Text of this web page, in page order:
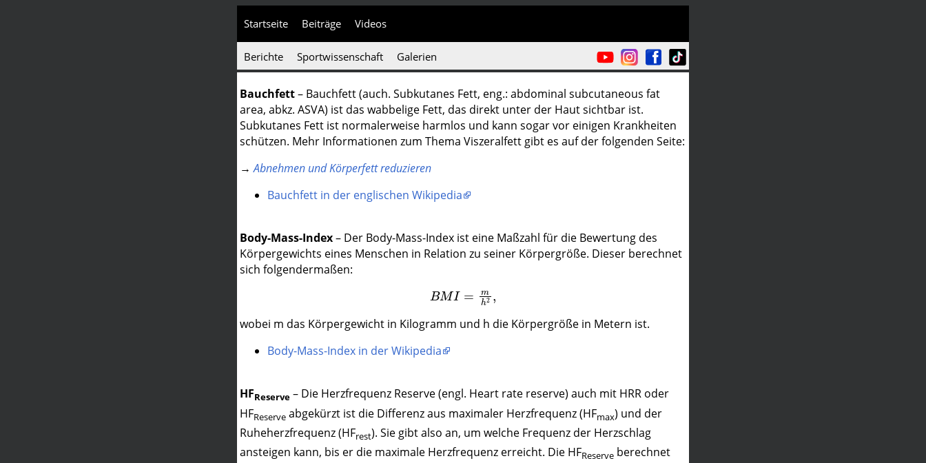
Startseite Beiträge Videos
Berichte Sportwissenschaft Galerien
Bauchfett– Bauchfett (auch. Subkutanes Fett, eng.: abdominal subcutaneous fat
area, abkz. ASVA) ist das wabbelige Fett, das direkt unter der Haut sichtbar ist.
Subkutanes Fett ist normalerweise harmlos und kann sogar vor einigen Krankheiten
schützen. Mehr Informationen zum Thema Viszeralfett gibt es auf der folgenden Seite:
→Abnehmen und Körperfett reduzieren
Bauchfett in der englischen Wikipedia
Body-Mass-Index– Der Body-Mass-Index ist eine Maßzahl für die Bewertung des
Körpergewichts eines Menschen in Relation zu seiner Körpergröße. Dieser berechnet
sich folgendermaßen:
BM I= h2
wobei m das Körpergewicht in Kilogramm und h die Körpergröße in Metern ist.
Body-Mass-Index in der Wikipedia
HFReserve – Die Herzfrequenz Reserve (engl. Heart rate reserve) auch mit HRR oder
HFReserve abgekürzt ist die Differenz aus maximaler Herzfrequenz (HFmax) und der
Ruheherzfrequenz (HFrest). Sie gibt also an, um welche Frequenz der Herzschlag
ansteigen kann, bis er die maximale Herzfrequenz erreicht. Die HFReserve berechnet